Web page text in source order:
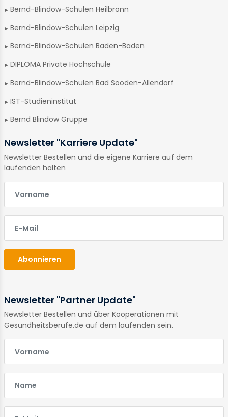
Bernd-Blindow-Schulen Heilbronn
Bernd-Blindow-Schulen Leipzig
Bernd-Blindow-Schulen Baden-Baden
DIPLOMA Private Hochschule
Bernd-Blindow-Schulen Bad Sooden-Allendorf
IST-Studieninstitut
Bernd Blindow Gruppe
Newsletter "Karriere Update"
Newsletter Bestellen und die eigene Karriere auf dem
laufenden halten
Abonnieren
Newsletter "Partner Update"
Newsletter Bestellen und über Kooperationen mit
Gesundheitsberufe.de auf dem laufenden sein.